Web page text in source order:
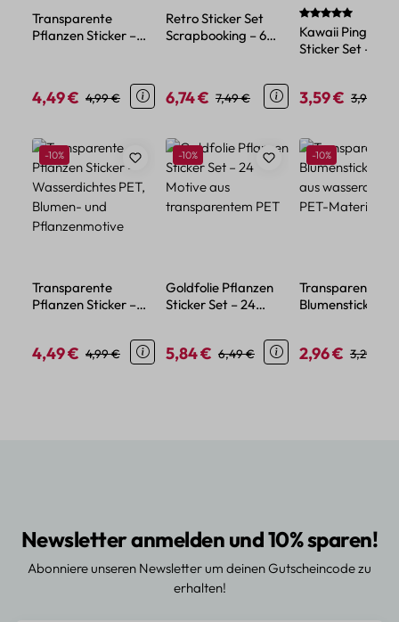
Transparente
Pflanzen Sticker –
Verkaufspreis:
4,49 € Regulärer Preis:
4,99 €
Retro Sticker Set
Scrapbooking – 6
Verkaufspreis:
6,74 € Regulärer Preis:
7,49 €
Kawaii Pinguin
Sticker Set – 45
Design
Verkaufspreis:
3,59 € 3,99 €
Produktgalerie überspringen
Rabatt
-10%
Transparente
Pflanzen Sticker –
Pflanzenmotive
Verkaufspreis:
4,49 € Regulärer Preis:
4,99 €
Rabatt
-10%
Goldfolie Pflanzen
Sticker Set – 24
transparentem PET
Verkaufspreis:
5,84 € Regulärer Preis:
6,49 €
Rabatt
-10%
Transparente
Blumensticker –
Verkaufspreis:
2,96 € 3,29 €
Newsletter anmelden und 10% sparen!
Abonniere unseren Newsletter um deinen Gutscheincode zu
erhalten!